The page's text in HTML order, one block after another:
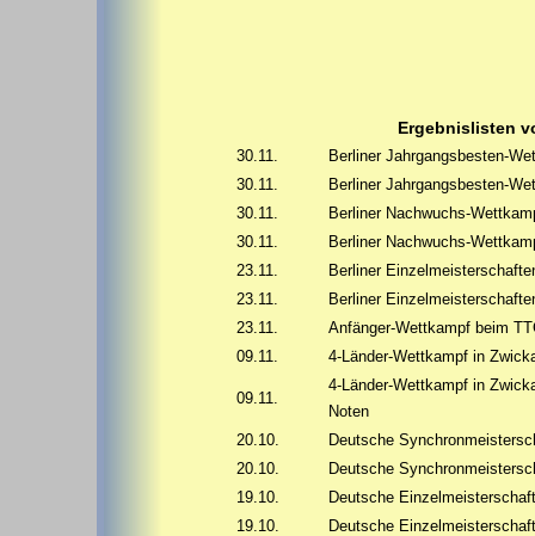
Ergebnislisten
30.11.
Berliner Jahrgangsbesten-
30.11.
Berliner Jahrgangsbesten-
30.11.
Berliner Nachwuchs-
30.11.
Berliner Nachwuchs-
23.11.
Berliner
23.11.
Berliner
23.11.
Anfänger-Wettkampf beim
09.11.
4-Länder-Wettkampf in
09.11.
4-Länder-Wettkampf in
Noten
20.10.
Deutsche
20.10.
Deutsche
19.10.
Deutsche
19.10.
Deutsche